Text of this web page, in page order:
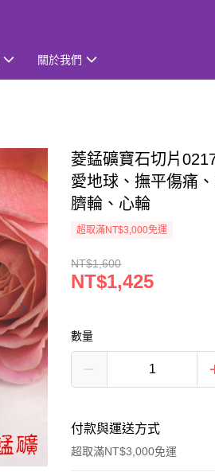
關於我們
菱錳礦寶石切片
愛地球、撫平傷痛
臍輪、心輪
超取滿NT$3,000免運
NT$1,600
NT$1,425
數量
付款與運送方式
超取滿NT$3,000免運